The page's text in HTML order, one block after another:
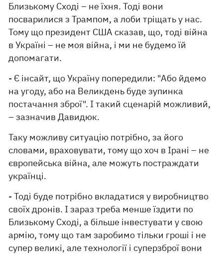
Близькому Сході – не їхня. Тоді вони
посварилися з Трампом, а лоби тріщать у нас.
Тому що президент США сказав, що, тоді війна
в Україні – не моя війна, і ми не будемо їй
допомагати.
- Є інсайт, що Україну попередили: "Або йдемо
на угоду, або на Великдень буде зупинка
постачання зброї". І такий сценарій можливий,
– зазначив Давидюк.
Таку можливу ситуацію потрібно, за його
словами, враховувати, тому що хоч в Ірані – не
європейська війна, але можуть постраждати
українці.
- Тоді буде потрібно вкладатися у виробництво
своїх дронів. І зараз треба менше їздити по
Близькому Сході, а більше інвестувати у свою
армію, тому що там заробимо тільки гроші і не
супер великі, але технології і суперзброї вони